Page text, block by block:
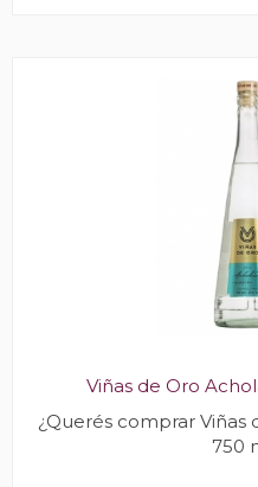
Viñas de Oro
¿Querés comprar Viñas
750